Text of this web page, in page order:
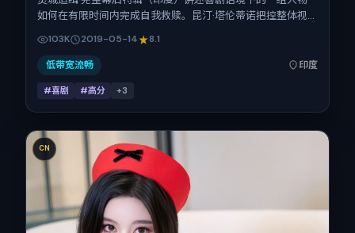
如何在有限时间内完成自我救赎。昆汀·塔伦蒂诺把控整体视
表演层次丰富。影片定于 2019-05-14 起陆续登陆院线与网络
平台，春季档公映，片长123分钟。
103K 2019-05-14 8.1
低带宽流畅 印度
#喜剧 #高分 +3
CN